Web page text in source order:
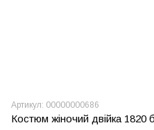
Артикул: 00000000686
Костюм жіночий двійка 1820